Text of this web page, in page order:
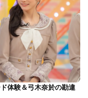
体験＆弓木奈於の勘違